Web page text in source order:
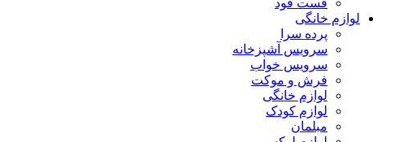
فست فود
لوازم خانگی
پرده سرا
سرویس آشپزخانه
سرویس خواب
فرش و موکت
لوازم خانگی
لوازم کودک
مبلمان